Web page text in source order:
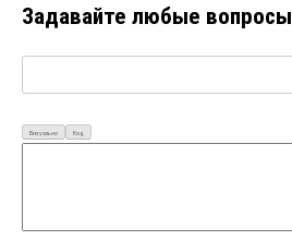
Задавайте любые вопросы
Визуально Код